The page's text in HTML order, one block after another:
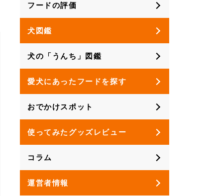
フードの評価
犬図鑑
犬の「うんち」図鑑
愛犬にあったフードを探す
おでかけスポット
使ってみたグッズレビュー
コラム
運営者情報